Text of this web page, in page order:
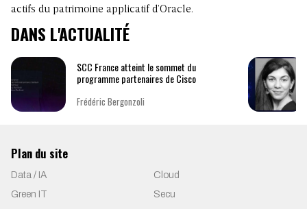
actifs du patrimoine applicatif d’Oracle.
DANS L'ACTUALITÉ
SCC France atteint le sommet du
programme partenaires de Cisco
Frédéric Bergonzoli
Plan du site
Data / IA
Cloud
Green IT
Secu